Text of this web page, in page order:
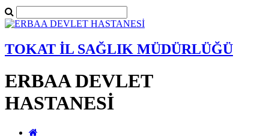
TOKAT İL SAĞLIK MÜDÜRLÜĞÜ
ERBAA DEVLET
HASTANESİ